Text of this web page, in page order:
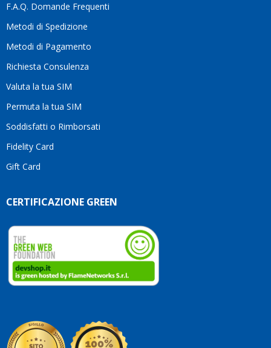
F.A.Q. Domande Frequenti
Metodi di Spedizione
Metodi di Pagamento
Richiesta Consulenza
Valuta la tua SIM
Permuta la tua SIM
Soddisfatti o Rimborsati
Fidelity Card
Gift Card
CERTIFICAZIONE GREEN